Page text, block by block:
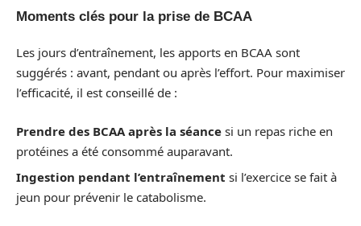
Moments clés pour la prise de BCAA
Les jours d’entraînement, les apports en BCAA sont
suggérés : avant, pendant ou après l’effort. Pour maximiser
l’efficacité, il est conseillé de :
Prendre des BCAA après la séance si un repas riche en
protéines a été consommé auparavant.
Ingestion pendant l’entraînement si l’exercice se fait à
jeun pour prévenir le catabolisme.